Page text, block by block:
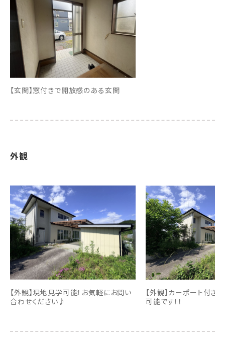
【玄関】窓付きで開放感のある玄関
外観
【外観】現地見学可能！お気軽にお問い
合わせください♪
【外観】カーポート付
可能です！！